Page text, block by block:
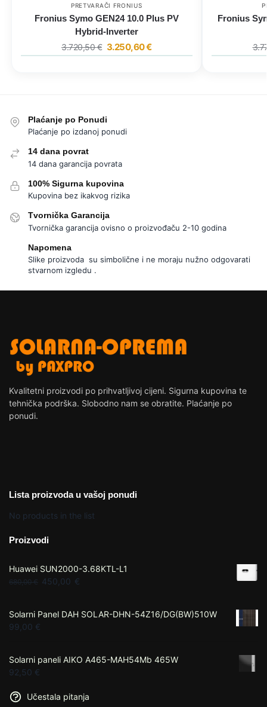
PRETVARAČI FRONIUS
Fronius Symo GEN24 10.0 Plus PV
Hybrid-Inverter
3.720,50€ 3.250,60€
Fronius
Plaćanje po Ponudi
Plaćanje po izdanoj ponudi
14 dana povrat
14 dana garancija povrata
100% Sigurna kupovina
Kupovina bez ikakvog rizika
Tvornička Garancija
Tvornička garancija ovisno o proizvođaču 2-10 godina
Napomena
Slike proizvoda su simbolične i ne moraju nužno odgovarati
stvarnom izgledu .
Kvalitetni proizvodi po prihvatljivoj cijeni. Sigurna kupovina te
tehnička podrška. Slobodno nam se obratite. Plaćanje po
ponudi.
Lista proizvoda u vašoj ponudi
No products in the list
Proizvodi
Huawei SUN2000-3.68KTL-L1
680,00€ 450,00 €
Solarni Panel DAH SOLAR-DHN-54Z16/DG(BW)510W
99,00 €
Solarni paneli AIKO A465-MAH54Mb 465W
92,50 €
Učestala pitanja